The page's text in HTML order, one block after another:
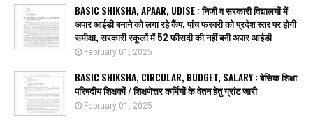
BASIC SHIKSHA, APAAR, UDISE : निजी व सरकारी विद्यालयों में
अपार आईडी बनाने को लगा रहे कैंप, पांच फरवरी को प्रदेश स्तर पर होगी
समीक्षा, सरकारी स्कूलों में 52 फीसदी की नहीं बनी अपार आईडी
February 01, 2025
BASIC SHIKSHA, CIRCULAR, BUDGET, SALARY : बेसिक शिक्षा
परिषदीय शिक्षकों / शिक्षणेत्तर कर्मियों के वेतन हेतु ग्रांट जारी
February 01, 2025